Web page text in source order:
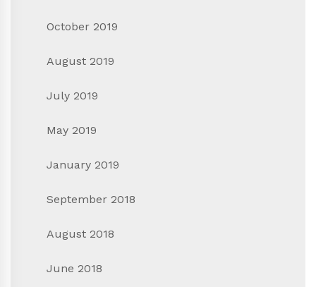
October 2019
August 2019
July 2019
May 2019
January 2019
September 2018
August 2018
June 2018